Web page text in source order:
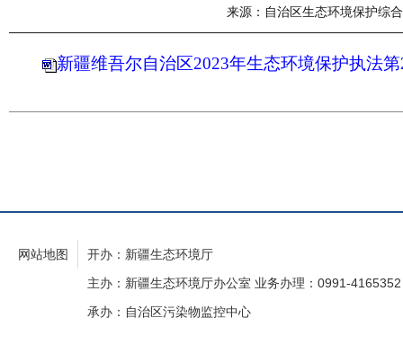
来源：自治区生态环境保护综
新疆维吾尔自治区2023年生态环境保护执法
网站地图
开办：新疆生态环境厅
主办：新疆生态环境厅办公室 业务办理：0991-4165352
承办：自治区污染物监控中心